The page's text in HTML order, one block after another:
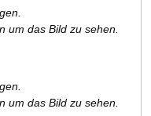
um das Bild zu sehen.
um das Bild zu sehen.